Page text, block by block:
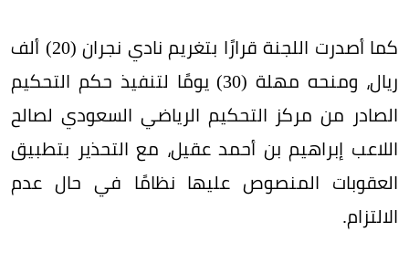
كما أصدرت اللجنة قرارًا بتغريم نادي نجران (20) ألف
ريال، ومنحه مهلة (30) يومًا لتنفيذ حكم التحكيم
الصادر من مركز التحكيم الرياضي السعودي لصالح
اللاعب إبراهيم بن أحمد عقيل، مع التحذير بتطبيق
العقوبات المنصوص عليها نظامًا في حال عدم
الالتزام.